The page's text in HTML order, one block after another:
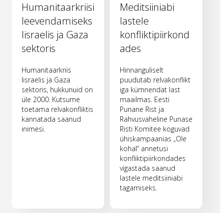
Humanitaarkriisi
leevendamiseks
Iisraelis ja Gaza
sektoris
Humanitaarkriis
Iisraelis ja Gaza
sektoris, hukkunuid on
üle 2000. Kutsume
toetama relvakonfliktis
kannatada saanud
inimesi.
Meditsiiniabi
lastele
konfliktipiirkond
ades
Hinnanguliselt
puudutab relvakonflikt
iga kümnendat last
maailmas. Eesti
Punane Rist ja
Rahvusvaheline Punase
Risti Komitee koguvad
ühiskampaanias „Ole
kohal“ annetusi
konfliktipiirkondades
vigastada saanud
lastele meditsiiniabi
tagamiseks.